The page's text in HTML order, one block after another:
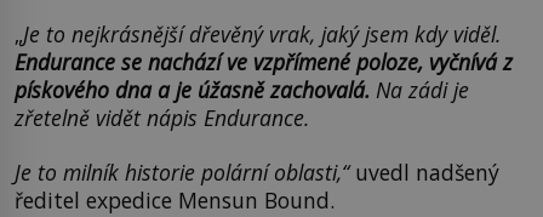
„Je to nejkrásnější dřevěný vrak, jaký jsem kdy viděl.
Endurance se nachází ve vzpřímené poloze, vyčnívá z
pískového dna a je úžasně zachovalá. Na zádi je
zřetelně vidět nápis Endurance.
Je to milník historie polární oblasti,“uvedl nadšený
ředitel expedice Mensun Bound.